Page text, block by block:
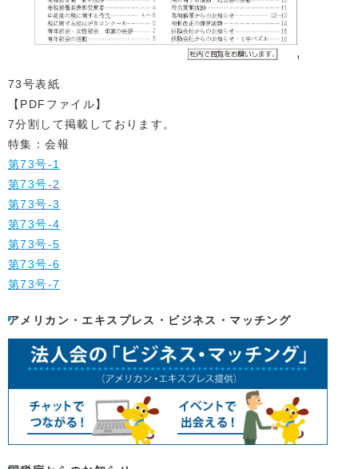
73号表紙
【PDFファイル】
7分割して掲載しております。
特集：会報
第73号-1
第73号-2
第73号-3
第73号-4
第73号-5
第73号-6
第73号-7
アメリカン・エキスプレス・ビジネス・マッチング